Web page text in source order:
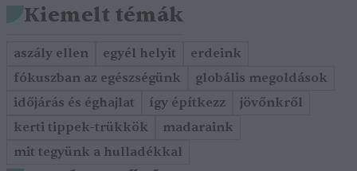
Kiemelt témák
aszály ellen egyél helyit
erdeink
fókuszban az egészségünk
globális megoldások
időjárás és éghajlat
így építkezz
jövőnkről
kerti tippek-trükkök
madaraink
mit tegyünk a hulladékkal